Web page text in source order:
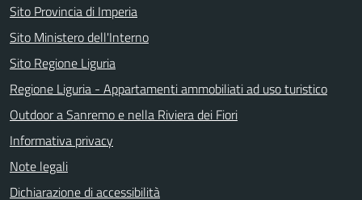
Sito Provincia di Imperia
Sito Ministero dell'Interno
Sito Regione Liguria
Regione Liguria - Appartamenti ammobiliati ad uso turistico
Outdoor a Sanremo e nella Riviera dei Fiori
Informativa privacy
Note legali
Dichiarazione di accessibilità